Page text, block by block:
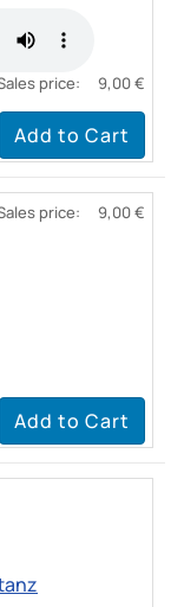
price: 9,00 €
price: 9,00 €